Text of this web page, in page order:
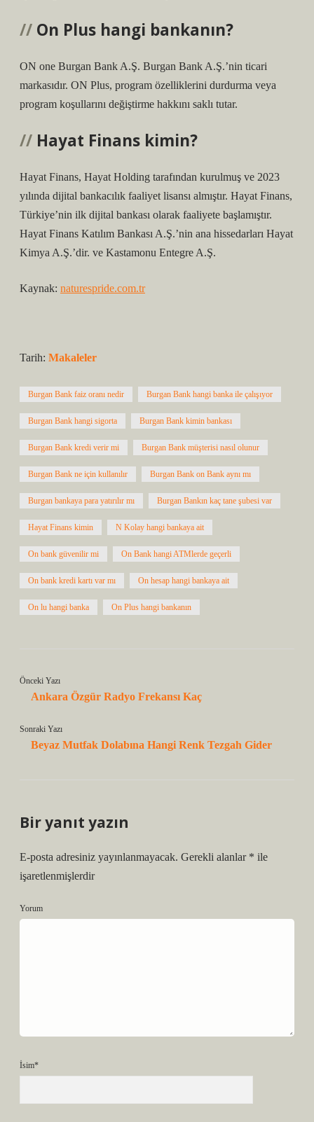
On Plus hangi bankanın?
ON one Burgan Bank A.Ş. Burgan Bank A.Ş.’nin ticari
markasıdır. ON Plus, program özelliklerini durdurma veya
program koşullarını değiştirme hakkını saklı tutar.
Hayat Finans kimin?
Hayat Finans, Hayat Holding tarafından kurulmuş ve 2023
yılında dijital bankacılık faaliyet lisansı almıştır. Hayat Finans,
Türkiye’nin ilk dijital bankası olarak faaliyete başlamıştır.
Hayat Finans Katılım Bankası A.Ş.’nin ana hissedarları Hayat
Kimya A.Ş.’dir. ve Kastamonu Entegre A.Ş.
Kaynak: naturespride.com.tr
Tarih: Makaleler
Burgan Bank faiz oranı nedir Burgan Bank hangi banka ile çalışıyor
Burgan Bank hangi sigorta Burgan Bank kimin bankası
Burgan Bank kredi verir mi Burgan Bank müşterisi nasıl olunur
Burgan Bank ne için kullanılır Burgan Bank on Bank aynı mı
Burgan bankaya para yatırılır mı Burgan Bankın kaç tane şubesi var
Hayat Finans kimin N Kolay hangi bankaya ait
On bank güvenilir mi On Bank hangi ATMlerde geçerli
On bank kredi kartı var mı On hesap hangi bankaya ait
On lu hangi banka On Plus hangi bankanın
Önceki Yazı
Ankara Özgür Radyo Frekansı Kaç
Sonraki Yazı
Beyaz Mutfak Dolabına Hangi Renk Tezgah Gider
Bir yanıt yazın
E-posta adresiniz yayınlanmayacak. Gerekli alanlar * ile
işaretlenmişlerdir
Yorum
İsim*